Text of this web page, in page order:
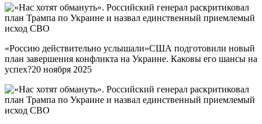
«Россию действительно услышали»США подготовили новый
план завершения конфликта на Украине. Каковы его шансы на
успех?20 ноября 2025